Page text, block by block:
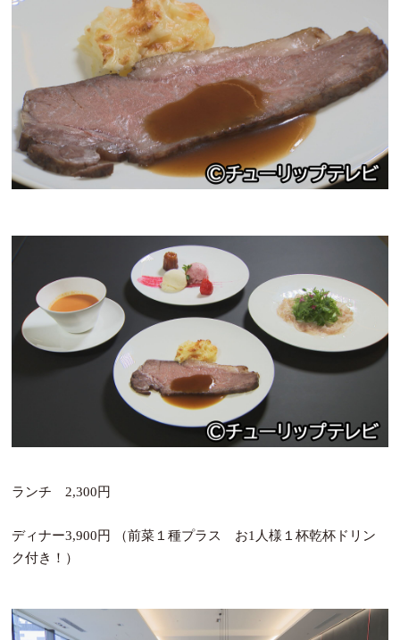
ランチ 2,300円
ディナー3,900円 （前菜１種プラス お1人様１杯乾杯ドリン
ク付き！）